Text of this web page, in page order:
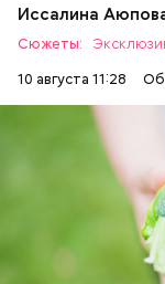
Иссалина
Сюжеты:
10 августа 11:28
Что понадобится: